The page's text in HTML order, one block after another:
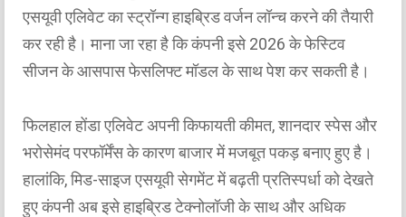
एसयूवी एलिवेट का स्ट्रॉन्ग हाइब्रिड वर्जन लॉन्च करने की तैयारी
कर रही है। माना जा रहा है कि कंपनी इसे 2026 के फेस्टिव
सीजन के आसपास फेसलिफ्ट मॉडल के साथ पेश कर सकती है।
फिलहाल होंडा एलिवेट अपनी किफायती कीमत, शानदार स्पेस और
भरोसेमंद परफॉर्मेंस के कारण बाजार में मजबूत पकड़ बनाए हुए है।
हालांकि, मिड-साइज एसयूवी सेगमेंट में बढ़ती प्रतिस्पर्धा को देखते
हुए कंपनी अब इसे हाइब्रिड टेक्नोलॉजी के साथ और अधिक